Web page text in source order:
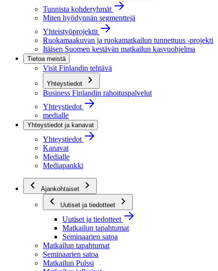
Tunnista kohderyhmät
Miten hyödynnän segmenttejä
Yhteistyöprojektit
Ruokamaakuvan ja ruokamatkailun tunnettuus -projekti
Itäisen Suomen kestävän matkailun kasvuohjelma
Tietoa meistä
Visit Finlandin tehtävä
Yhteystiedot
Business Finlandin rahoituspalvelut
Yhteystiedot
medialle
Yhteystiedot ja kanavat
Yhteystiedot
Kanavat
Medialle
Mediapankki
Ajankohtaiset
Uutiset ja tiedotteet
Uutiset ja tiedotteet
Matkailun tapahtumat
Seminaarien satoa
Matkailun tapahtumat
Seminaarien satoa
Matkailun Pulssi